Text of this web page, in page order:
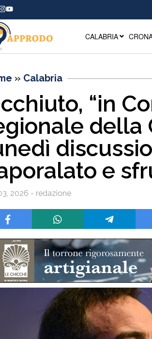
CALABRIA
» Calabria
“in
della
e
2026 - redazione